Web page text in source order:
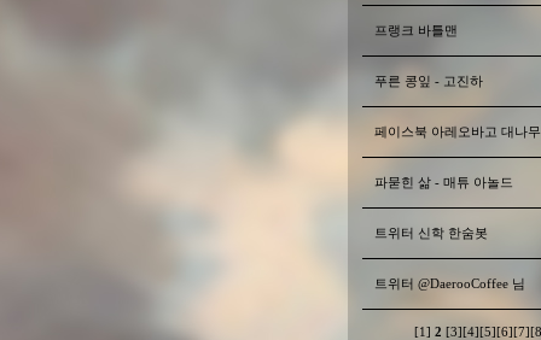
프랭크 바틀맨
푸른 콩잎 - 고진하
페이스북 아레오바고 대나
파묻힌 삶 - 매튜 아놀드
트위터 신학 한숨봇
트위터 @DaerooCoffee 님
[1] 2 [3] [4] [5] [6] [7]